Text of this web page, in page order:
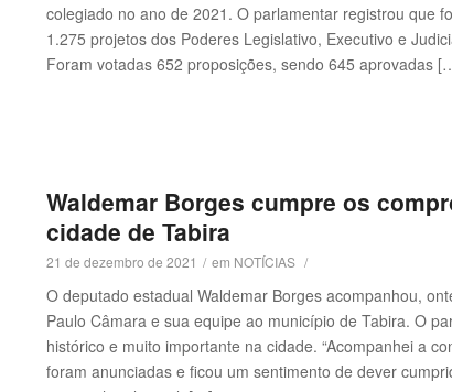
colegiado no ano de 2021. O parlamentar registrou que
1.275 projetos dos Poderes Legislativo, Executivo e
Foram votadas 652 proposições, sendo 645 aprovadas
Waldemar Borges cumpre os
cidade de Tabira
21 de dezembro de 2021 / em NOTÍCIAS /
O deputado estadual Waldemar Borges acompanhou,
Paulo Câmara e sua equipe ao município de Tabira. O
histórico e muito importante na cidade. “Acompanhei a
foram anunciadas e ficou um sentimento de dever